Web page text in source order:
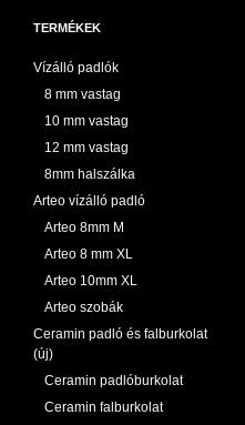
TERMÉKEK
Vízálló padlók
8 mm vastag
10 mm vastag
12 mm vastag
8mm halszálka
Arteo vízálló padló
Arteo 8mm M
Arteo 8 mm XL
Arteo 10mm XL
Arteo szobák
Ceramin padló és falburkolat
(új)
Ceramin padlóburkolat
Ceramin falburkolat